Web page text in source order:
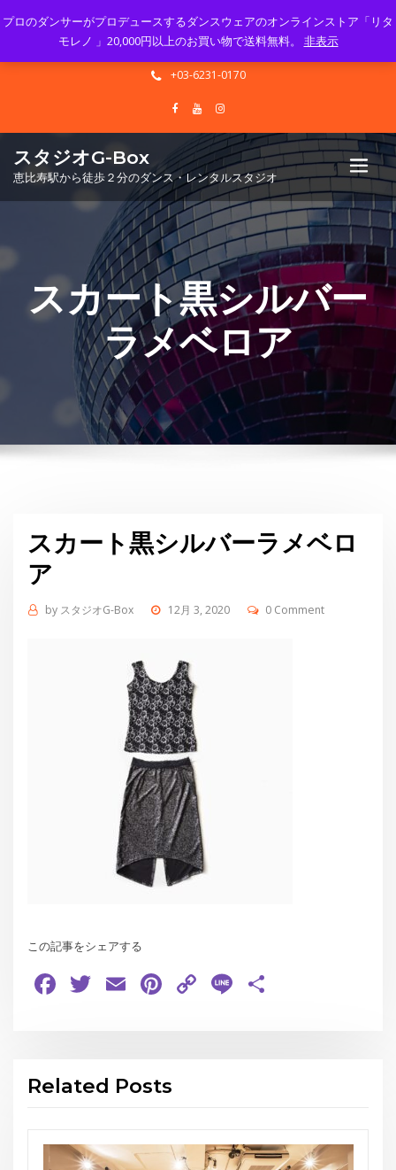
Mon - Sun 10.00 - 23.00
info@gbox-tango.com
+03-6231-0170
スタジオG-Box
恵比寿駅から徒歩２分のダンス・レンタルスタジオ
スカート黒シルバー
ラメベロア
スカート黒シルバーラメベロ
ア
by スタジオG-Box 12月 3, 2020 0 Comment
この記事をシェアする
Facebook
Twitter
EmailPinterest
Copy
Line
Related Posts
お知らせ
プロのダンサーがプロデュースするダンスウェアのオンラインストア「リタ
モレノ 」20,000円以上のお買い物で送料無料。 非表示